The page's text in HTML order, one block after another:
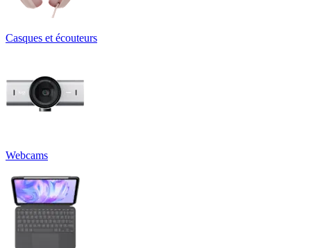
Casques et écouteurs
Webcams